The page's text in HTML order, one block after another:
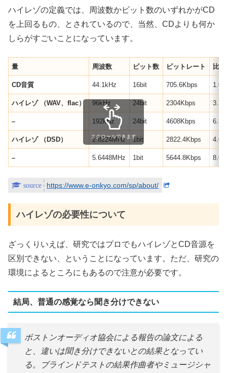
ハイレゾの定義では、周波数かビット数のいずれかがCD
を上回るもの、とされているので、当然、CDよりも何か
しらがすごいことになっています。
量 周波数 ビット数 ビットレート 比
CD音質 44.1kHz 16bit 705.6Kbps 1.0
ハイレゾ （WAV、flac） 96kHz 24bit 2304Kbps 3.3
– 192kHz 24bit 4608Kbps 6.5
ハイレゾ （DSD） 2.8224MHz 1bit 2822.4Kbps 4.0
– 5.6448MHz 1bit 5644.8Kbps 8.0
スクロールできます
https://www.e-onkyo.com/sp/about/
ハイレゾの必要性について
ざっくりいえば、研究ではプロでもハイレゾとCD音源を
区別できない、ということになっています。ただ、研究の
環境によるところにもあるので注意が必要です。
結局、普通の感覚なら聞き分けできない
ボストンオーディオ協会による報告の論文による
と、違いは聞き分けできないとの結果となってい
る。ブラインドテストの結果作曲者やミュージシャ